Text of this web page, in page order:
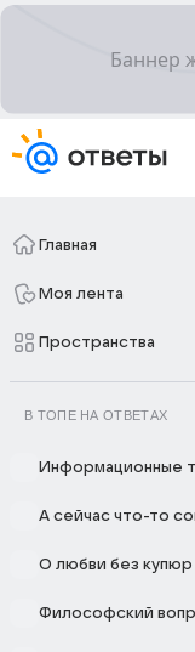
Главная
Моя лента
Пространства
В ТОПЕ НА ОТВЕТАХ
Информационные
А сейчас что-то
О любви без купюр
Философский